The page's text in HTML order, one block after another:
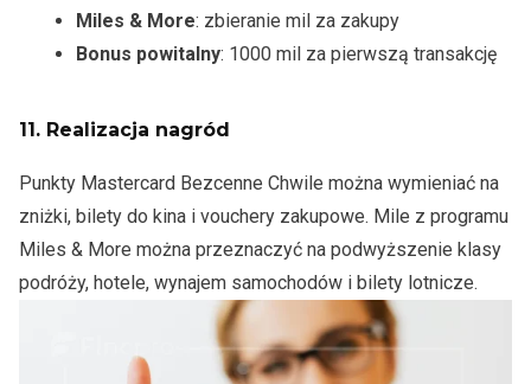
Miles & More: zbieranie mil za zakupy
Bonus powitalny: 1000 mil za pierwszą transakcję
11. Realizacja nagród
Punkty Mastercard Bezcenne Chwile można wymieniać na
zniżki, bilety do kina i vouchery zakupowe. Mile z programu
Miles & More można przeznaczyć na podwyższenie klasy
podróży, hotele, wynajem samochodów i bilety lotnicze.